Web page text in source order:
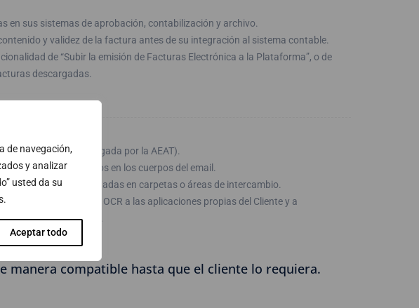
de navegación,
y analizar
usted da su
Aceptar todo
en sus sistemas de aprobación, contabilización y archivo.
y validez de la factura antes de su integración al sistema contable.
de “Subir la emisión de Facturas Electrónica a la Plataforma”, o de
descargadas.
(versión Homologada por la AEAT).
formato PDF adjuntos en los cuerpos del email.
formato PDF depositadas en carpetas o áreas de intercambio.
motores de captura OCR a las aplicaciones propias del Cliente y a
DIRECTOR for SAP.
manera compatible hasta que el cliente lo requiera.